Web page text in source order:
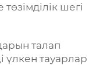
шегі
талап
үлкен тауарлар